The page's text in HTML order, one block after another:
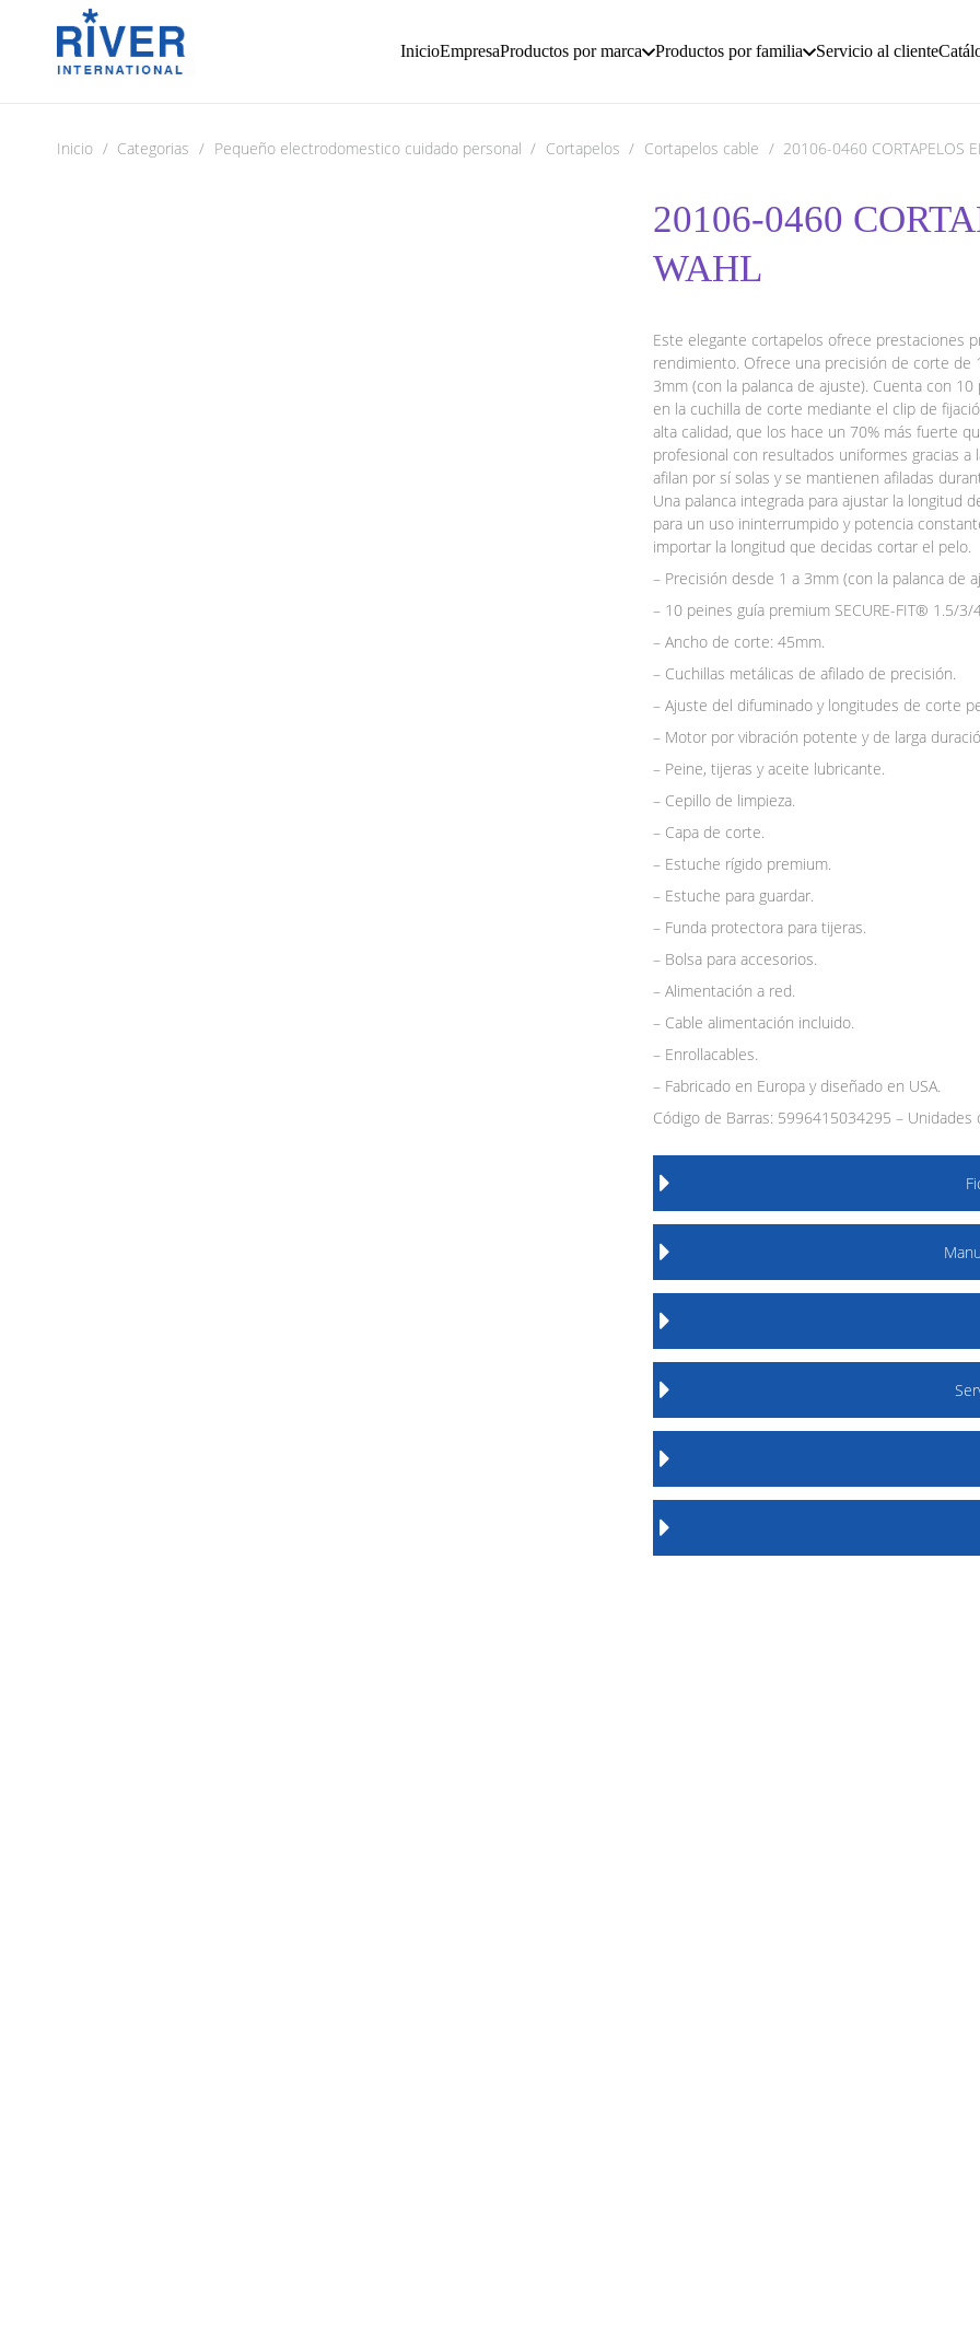
InicioEmpresaProductos por marca Productos por familia Servicio al cliente
Inicio / Categorias / Pequeño electrodomestico cuidado personal / Cortapelos / Cortapelos cable / 20106-0460 CORTAPELOS
20106-0460
WAHL
Este elegante cortapelos ofrece prestaciones
rendimiento. Ofrece una precisión de corte de
3mm (con la palanca de ajuste). Cuenta con
en la cuchilla de corte mediante el clip de
alta calidad, que los hace un 70% más fuerte
profesional con resultados uniformes gracias
afilan por sí solas y se mantienen afiladas
Una palanca integrada para ajustar la
para un uso ininterrumpido y potencia
importar la longitud que decidas cortar el pelo.
– Precisión desde 1 a 3mm (con la palanca de
– 10 peines guía premium SECURE-FIT® 1.5/
– Ancho de corte: 45mm.
– Cuchillas metálicas de afilado de precisión.
– Ajuste del difuminado y longitudes de corte
– Motor por vibración potente y de larga
– Peine, tijeras y aceite lubricante.
– Cepillo de limpieza.
– Capa de corte.
– Estuche rígido premium.
– Estuche para guardar.
– Funda protectora para tijeras.
– Bolsa para accesorios.
– Alimentación a red.
– Cable alimentación incluido.
– Enrollacables.
– Fabricado en Europa y diseñado en USA.
Código de Barras: 5996415034295 – Unidades